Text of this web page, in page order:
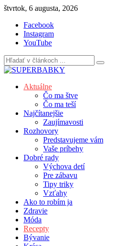
Skip
content
štvrtok, 6 augusta, 2026
Facebook
Instagram
YouTube
Aktuálne
Čo ma štve
Čo ma teší
Najčítanejšie
Zaujímavosti
Rozhovory
Predstavujeme vám
Vaše príbehy
Dobré rady
Výchova detí
Pre zábavu
Tipy triky
Vzťahy
Ako to robím ja
Zdravie
Móda
Recepty
Bývanie